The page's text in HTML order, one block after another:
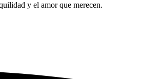
y el amor que merecen.